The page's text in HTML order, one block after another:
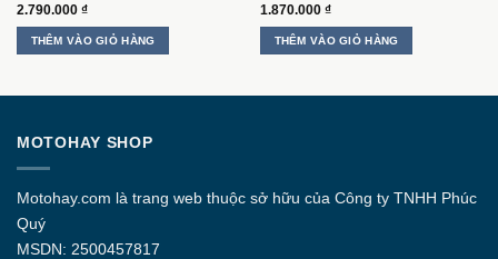
2.790.000 ₫
THÊM VÀO GIỎ HÀNG
1.870.000 ₫
THÊM VÀO GIỎ HÀNG
MOTOHAY SHOP
Motohay.com là trang web thuộc sở hữu của Công ty TNHH Phúc
Quý
MSDN: 2500457817